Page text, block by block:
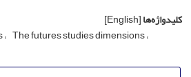
کلیدواژه‌ها[English]
The futures studies dimensions